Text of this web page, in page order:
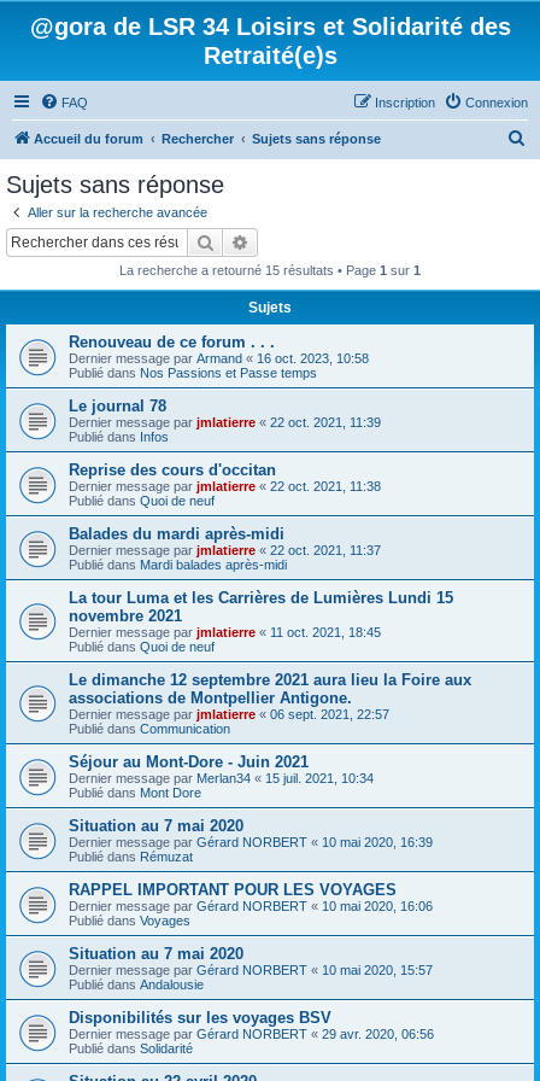
@gora de LSR 34 Loisirs et Solidarité des
Retraité(e)s
FAQ Connexion
Inscription
Accueil du forum Rechercher Sujets sans réponse
Sujets sans réponse
Aller sur la recherche avancée
Rechercher
La recherche a retourné 15 résultats • Page 1 sur 1
Sujets
Renouveau de ce forum . . .
Dernier message par Armand « 16 oct. 2023, 10:58
Publié dans Nos Passions et Passe temps
Le journal 78
Dernier message par jmlatierre « 22 oct. 2021, 11:39
Publié dans Infos
Reprise des cours d'occitan
Dernier message par jmlatierre « 22 oct. 2021, 11:38
Publié dans Quoi de neuf
Balades du mardi après-midi
Dernier message par jmlatierre « 22 oct. 2021, 11:37
Publié dans Mardi balades après-midi
La tour Luma et les Carrières de Lumières Lundi 15
novembre 2021
Dernier message par jmlatierre « 11 oct. 2021, 18:45
Publié dans Quoi de neuf
Le dimanche 12 septembre 2021 aura lieu la Foire aux
associations de Montpellier Antigone.
Dernier message par jmlatierre « 06 sept. 2021, 22:57
Publié dans Communication
Séjour au Mont-Dore - Juin 2021
Dernier message par Merlan34 « 15 juil. 2021, 10:34
Publié dans Mont Dore
Situation au 7 mai 2020
Dernier message par Gérard NORBERT « 10 mai 2020, 16:39
Publié dans Rémuzat
RAPPEL IMPORTANT POUR LES VOYAGES
Dernier message par Gérard NORBERT « 10 mai 2020, 16:06
Publié dans Voyages
Situation au 7 mai 2020
Dernier message par Gérard NORBERT « 10 mai 2020, 15:57
Publié dans Andalousie
Disponibilités sur les voyages BSV
Dernier message par Gérard NORBERT « 29 avr. 2020, 06:56
Publié dans Solidarité